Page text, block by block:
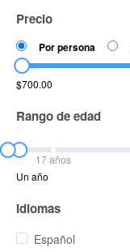
Precio
Por persona
$700.00
Rango de edad
17 años
Un año
Idiomas
Español